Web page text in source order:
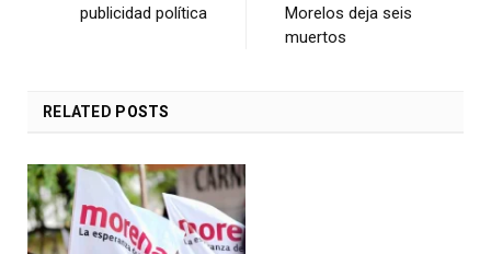
publicidad política
Morelos deja seis
muertos
RELATED POSTS